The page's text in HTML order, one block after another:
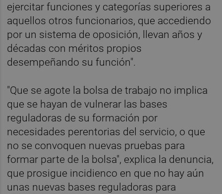
ejercitar funciones y categorías superiores a
aquellos otros funcionarios, que accediendo
por un sistema de oposición, llevan años y
décadas con méritos propios
desempeñando su función".
"Que se agote la bolsa de trabajo no implica
que se hayan de vulnerar las bases
reguladoras de su formación por
necesidades perentorias del servicio, o que
no se convoquen nuevas pruebas para
formar parte de la bolsa", explica la denuncia,
que prosigue incidienco en que no hay aún
unas nuevas bases reguladoras para